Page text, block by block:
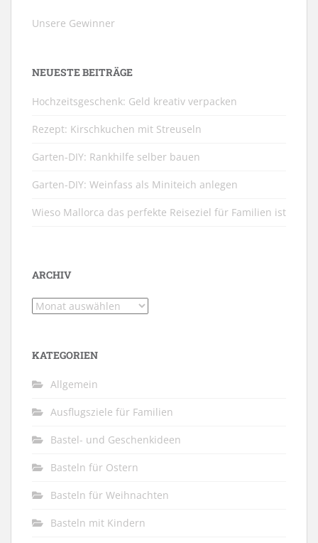
Unsere Gewinner
NEUESTE BEITRÄGE
Hochzeitsgeschenk: Geld kreativ verpacken
Rezept: Kirschkuchen mit Streuseln
Garten-DIY: Rankhilfe selber bauen
Garten-DIY: Weinfass als Miniteich anlegen
Wieso Mallorca das perfekte Reiseziel für Familien ist
ARCHIV
Archiv
KATEGORIEN
Allgemein
Ausflugsziele für Familien
Bastel- und Geschenkideen
Basteln für Ostern
Basteln für Weihnachten
Basteln mit Kindern